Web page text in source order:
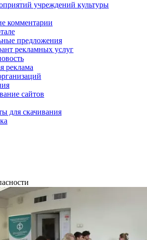
учреждений культуры
комментарии
предложения
рекламных услуг
реклама
сайтов
для скачивания